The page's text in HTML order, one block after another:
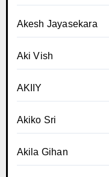
Akesh Jayasekara
Aki Vish
AKIIY
Akiko Sri
Akila Gihan